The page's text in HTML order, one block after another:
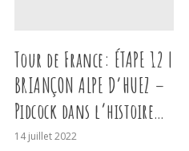
Tour de France: ÉTAPE 12 |
BRIANÇON ALPE D’HUEZ –
Pidcock dans l’histoire…
14 juillet 2022